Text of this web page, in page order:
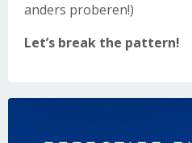
anders proberen!)
Let’s break the pattern!